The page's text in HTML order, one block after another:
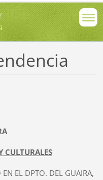
CULTURALES
EN EL DPTO. DEL GUAIRA,